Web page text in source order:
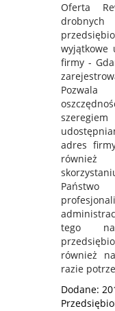
Oferta
wyjątkowe
firmy -
adres
również
tego
również
razie
Dodane: